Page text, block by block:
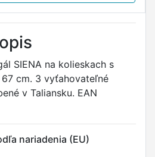
SIENA na kolieskach s
cm. 3 vyťahovateľné
v Taliansku. EAN
nariadenia (EU)